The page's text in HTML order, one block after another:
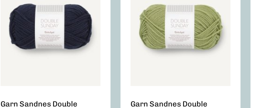
Garn Sandnes Double
Garn Sandnes Double